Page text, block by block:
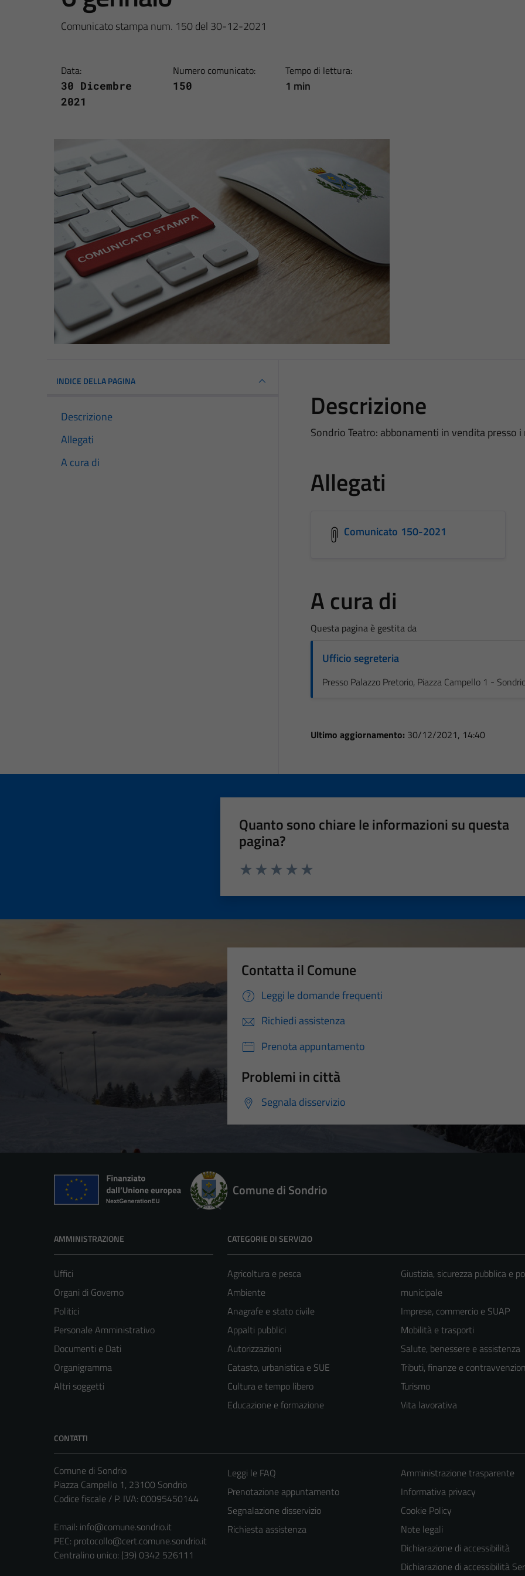
Comunicato stampa num. 150 del 30-12-2021
Data:
30 Dicembre
2021
Numero comunicato:
150
Tempo di lettura:
1 min
INDICE DELLA PAGINA
Descrizione
Allegati
A cura di
Descrizione
Sondrio Teatro: abbonamenti in vendita presso
Allegati
Comunicato 150-2021
A cura di
Questa pagina è gestita da
Ufficio segreteria
Presso Palazzo Pretorio, Piazza Campello 1 -
Ultimo aggiornamento: 30/12/2021, 14:40
Quanto sono chiare le informazioni su questa
pagina?
Contatta il Comune
Leggi le domande frequenti
Richiedi assistenza
Prenota appuntamento
Problemi in città
Segnala disservizio
Comune di Sondrio
AMMINISTRAZIONE
Uffici
Organi di Governo
Politici
Personale Amministrativo
Documenti e Dati
Organigramma
Altri soggetti
CATEGORIE DI SERVIZIO
Agricoltura e pesca
Ambiente
Anagrafe e stato civile
Appalti pubblici
Autorizzazioni
Catasto, urbanistica e SUE
Cultura e tempo libero
Educazione e formazione
Giustizia, sicurezza pubblica e
municipale
Imprese, commercio e SUAP
Mobilità e trasporti
Salute, benessere e assistenza
Tributi, finanze e
Turismo
Vita lavorativa
CONTATTI
Comune di Sondrio
Piazza Campello 1, 23100 Sondrio
Codice fiscale / P. IVA: 00095450144
Email: info@comune.sondrio.it
PEC: protocollo@cert.comune.sondrio.it
Centralino unico: (39) 0342 526111
Leggi le FAQ
Prenotazione appuntamento
Segnalazione disservizio
Richiesta assistenza
Amministrazione trasparente
Informativa privacy
Cookie Policy
Note legali
Dichiarazione di accessibilità
Dichiarazione di accessibilità